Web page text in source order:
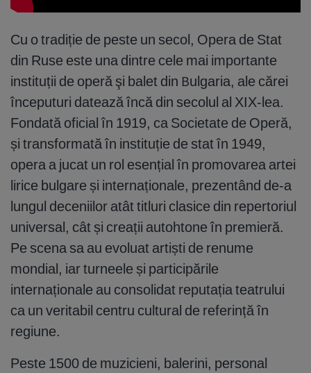
Cu o tradiție de peste un secol, Opera de Stat
din Ruse este una dintre cele mai importante
instituții de operă şi balet din Bulgaria, ale cărei
începuturi datează încă din secolul al XIX-lea.
Fondată oficial în 1919, ca Societate de Operă,
și transformată în instituție de stat în 1949,
opera a jucat un rol esențial în promovarea artei
lirice bulgare și internaționale, prezentând de-a
lungul deceniilor atât titluri clasice din repertoriul
universal, cât și creații autohtone în premieră.
Pe scena sa au evoluat artiști de renume
mondial, iar turneele și participările
internaționale au consolidat reputația teatrului
ca un veritabil centru cultural de referință în
regiune.
Peste 1500 de muzicieni, balerini, personal